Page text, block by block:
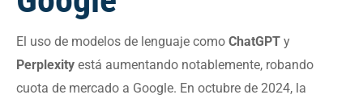
El uso de modelos de lenguaje como ChatGPT y
Perplexity está aumentando notablemente, robando
cuota de mercado a Google. En octubre de 2024, la